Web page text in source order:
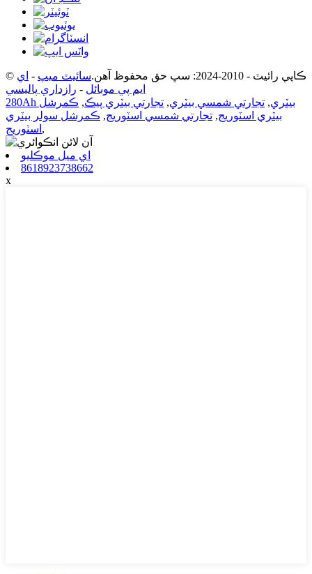
© ڪاپي رائيٽ - 2010-2024: سڀ حق محفوظ آهن. سائيٽ ميپ - اي
ايم پي موبائل - رازداري پاليسي
280Ah بيٽري, تجارتي شمسي بيٽري, تجارتي بيٽري پيڪ, ڪمرشل
بيٽري اسٽوريج, تجارتي شمسي اسٽوريج, ڪمرشل سولر بيٽري
اسٽوريج ,
اي ميل موڪليو
8618923738662
x